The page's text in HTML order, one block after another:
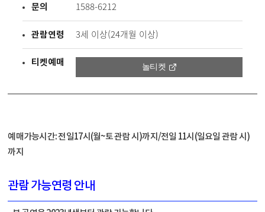
문의 1588-6212
관람연령 3세 이상(24개월 이상)
티켓예매 놀티켓
예매가능시간: 전일17시(월~토 관람 시)까지/전일 11시(일요일 관람 시)
까지
관람 가능연령 안내